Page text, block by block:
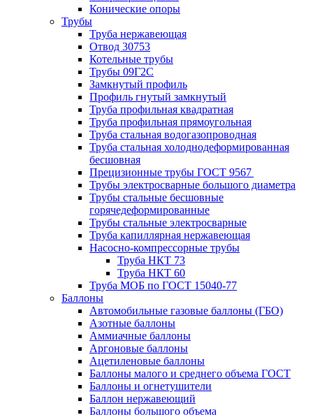
Конические опоры
Трубы
Труба нержавеющая
Отвод 30753
Котельные трубы
Трубы 09Г2С
Замкнутый профиль
Профиль гнутый замкнутый
Труба профильная квадратная
Труба профильная прямоугольная
Труба стальная водогазопроводная
Труба стальная холоднодеформированная
бесшовная
Прецизионные трубы ГОСТ 9567
Трубы электросварные большого диаметра
Трубы стальные бесшовные
горячедеформированные
Трубы стальные электросварные
Труба капиллярная нержавеющая
Насосно-компрессорные трубы
Труба НКТ 73
Труба НКТ 60
Труба МОБ по ГОСТ 15040-77
Баллоны
Автомобильные газовые баллоны (ГБО)
Азотные баллоны
Аммиачные баллоны
Аргоновые баллоны
Ацетиленовые баллоны
Баллоны малого и среднего объема ГОСТ
Баллоны и огнетушители
Баллон нержавеющий
Баллоны большого объема